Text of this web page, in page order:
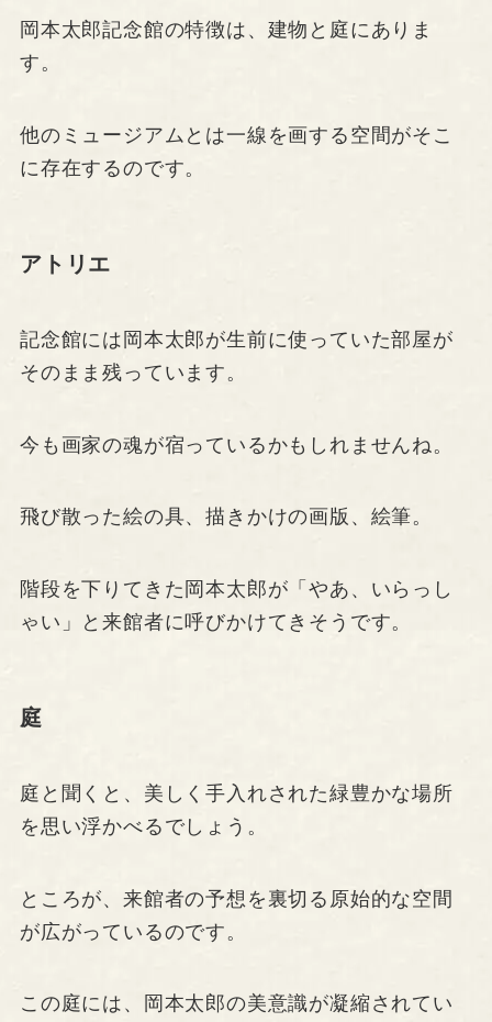
岡本太郎記念館の特徴は、建物と庭にありま
す。
他のミュージアムとは一線を画する空間がそこ
に存在するのです。
アトリエ
記念館には岡本太郎が生前に使っていた部屋が
そのまま残っています。
今も画家の魂が宿っているかもしれませんね。
飛び散った絵の具、描きかけの画版、絵筆。
階段を下りてきた岡本太郎が「やあ、いらっし
ゃい」と来館者に呼びかけてきそうです。
庭
庭と聞くと、美しく手入れされた緑豊かな場所
を思い浮かべるでしょう。
ところが、来館者の予想を裏切る原始的な空間
が広がっているのです。
この庭には、岡本太郎の美意識が凝縮されてい